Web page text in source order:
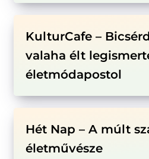
KulturCafe –
valaha élt
életmódapostol
Hét Nap – A múlt
életművésze